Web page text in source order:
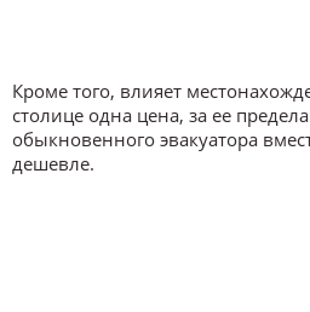
Кроме того, влияет
столице одна цена, за ее
обыкновенного эвакуатора
дешевле.